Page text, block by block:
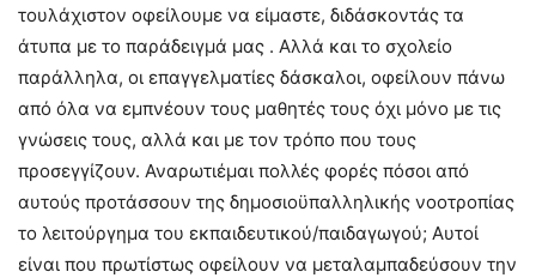
τουλάχιστον οφείλουμε να είμαστε, διδάσκοντάς τα
άτυπα με το παράδειγμά μας . Αλλά και το σχολείο
παράλληλα, οι επαγγελματίες δάσκαλοι, οφείλουν πάνω
από όλα να εμπνέουν τους μαθητές τους όχι μόνο με τις
γνώσεις τους, αλλά και με τον τρόπο που τους
προσεγγίζουν. Αναρωτιέμαι πολλές φορές πόσοι από
αυτούς προτάσσουν της δημοσιοϋπαλληλικής νοοτροπίας
το λειτούργημα του εκπαιδευτικού/παιδαγωγού; Αυτοί
είναι που πρωτίστως οφείλουν να μεταλαμπαδεύσουν την